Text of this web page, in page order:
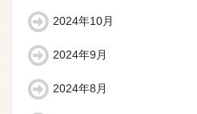
2024年10月
2024年9月
2024年8月